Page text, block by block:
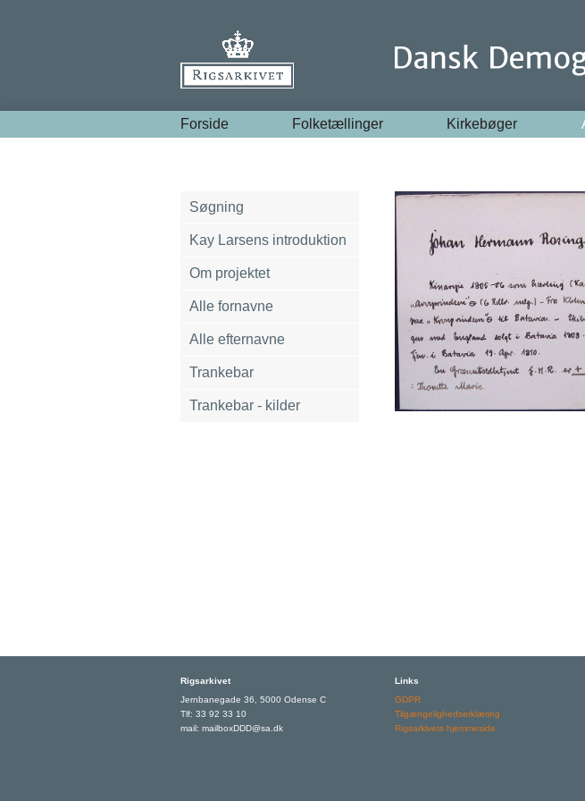
Forside Folketællinger Kirkebøger
Søgning
Kay Larsens introduktion
Om projektet
Alle fornavne
Alle efternavne
Trankebar
Trankebar - kilder
Rigsarkivet
Jernbanegade 36, 5000 Odense C
Tlf: 33 92 33 10
mail: mailboxDDD@sa.dk
Links
GDPR
Tilgængelighedserklæring
Rigsarkivets hjemmeside